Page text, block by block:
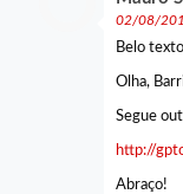
02/08/
Belo
Olha,
Segue
http://
Abraço!